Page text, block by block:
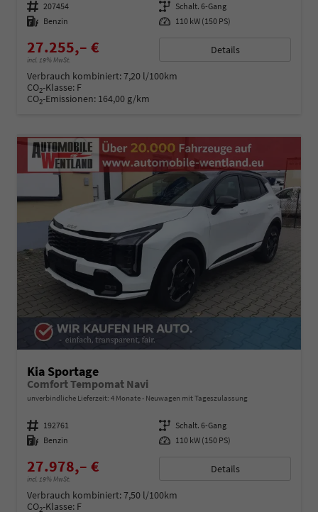
Fahrzeugnummer 207454 Getriebe Schalt. 6-Gang
Kraftstoff Benzin Leistung 110 kW (150 PS)
27.255,– €
incl. 19% MwSt.
Details
Verbrauch kombiniert:7,20 l/100km
CO2-Klasse: F
CO2-Emissionen: 164,00 g/km
Kia Sportage
Comfort Tempomat Navi
unverbindliche Lieferzeit: 4 Monate Neuwagen mit Tageszulassung
Fahrzeugnummer 192761 Getriebe Schalt. 6-Gang
Kraftstoff Benzin Leistung 110 kW (150 PS)
27.978,– €
incl. 19% MwSt.
Details
Verbrauch kombiniert:7,50 l/100km
CO2-Klasse: F